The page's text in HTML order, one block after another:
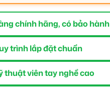
chính hãng, có bảo hành
trình lắp đặt chuẩn
thuật viên tay nghề cao